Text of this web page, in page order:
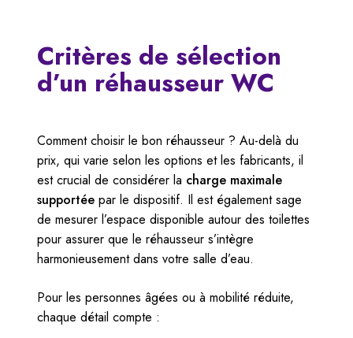
Critères de sélection
d’un réhausseur WC
Comment choisir le bon réhausseur ? Au-delà du
prix, qui varie selon les options et les fabricants, il
est crucial de considérer la charge maximale
supportéepar le dispositif. Il est également sage
de mesurer l’espace disponible autour des toilettes
pour assurer que le réhausseur s’intègre
harmonieusement dans votre salle d’eau.
Pour les personnes âgées ou à mobilité réduite,
chaque détail compte :